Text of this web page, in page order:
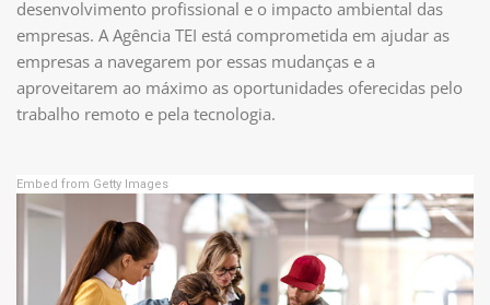
desenvolvimento profissional e o impacto ambiental das
empresas. A Agência TEI está comprometida em ajudar as
empresas a navegarem por essas mudanças e a
aproveitarem ao máximo as oportunidades oferecidas pelo
trabalho remoto e pela tecnologia.
Embed from Getty Images